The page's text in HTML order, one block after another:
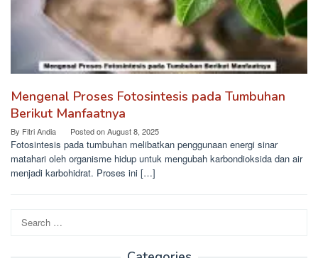
Mengenal Proses Fotosintesis pada Tumbuhan
Berikut Manfaatnya
By Fitri Andia Posted onAugust 8, 2025
Fotosintesis pada tumbuhan melibatkan penggunaan energi sinar
matahari oleh organisme hidup untuk mengubah karbondioksida dan air
menjadi karbohidrat. Proses ini […]
for: